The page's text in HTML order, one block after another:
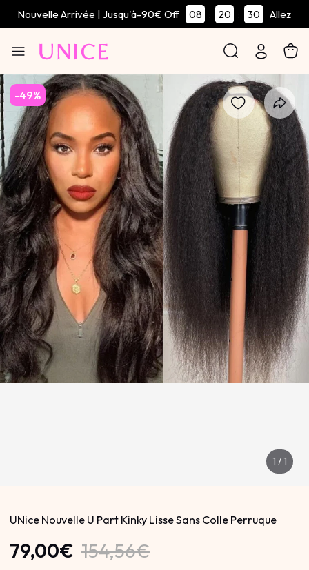
Nouvelle Arrivée | Jusqu'à-90€ Off 08 : 20 : 30 Allez
-49%
1 /1
UNice Nouvelle U Part Kinky Lisse Sans Colle Perruque
79,00€ 154,56€